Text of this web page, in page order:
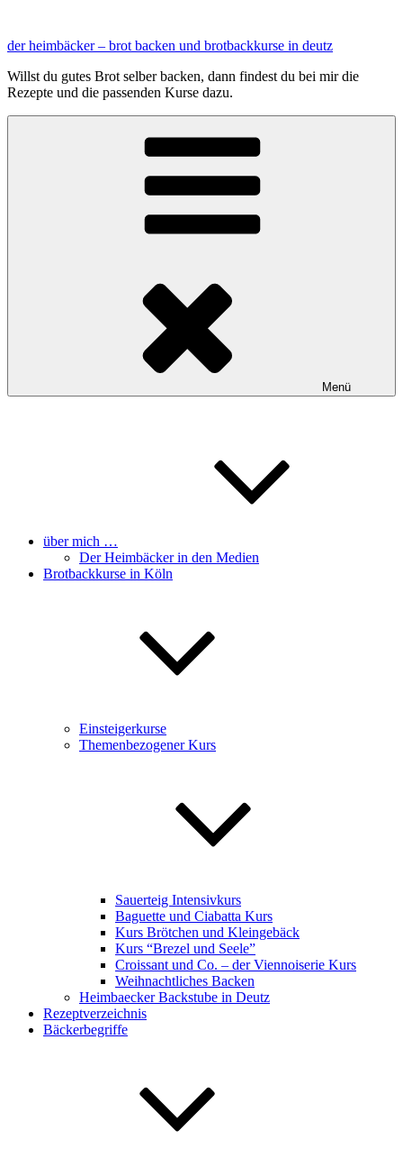
springen
der heimbäcker – brot backen und brotbackkurse in deutz
Willst du gutes Brot selber backen, dann findest du bei mir die
Rezepte und die passenden Kurse dazu.
Menü
über mich …
Der Heimbäcker in den Medien
Brotbackkurse in Köln
Einsteigerkurse
Themenbezogener Kurs
Sauerteig Intensivkurs
Baguette und Ciabatta Kurs
Kurs Brötchen und Kleingebäck
Kurs “Brezel und Seele”
Croissant und Co. – der Viennoiserie Kurs
Weihnachtliches Backen
Heimbaecker Backstube in Deutz
Rezeptverzeichnis
Bäckerbegriffe